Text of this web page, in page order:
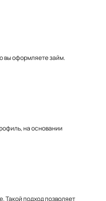
вы оформляете займ.
на основании
Такой подход позволяет